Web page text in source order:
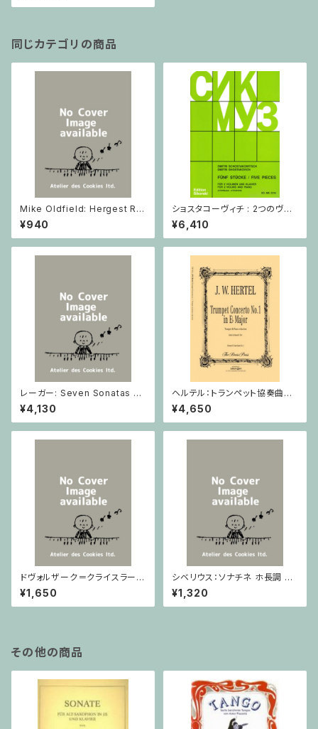
同じカテゴリの商品
Mike Oldfield: Hergest Rid
ge / ピアノ
¥940
ショスタコーヴィチ : 2つのヴァ
イオリンとピアノのための 5つの
小品 / ヴァイオリン2とピアノ
¥6,410
レーガー: Seven Sonatas o
p. 91 Heft 2 / ヴァイオリン
¥4,130
ヘルテル：トランペット協奏曲第1
番 変ホ長調/トランペット・ピア
ノ
¥4,650
ドヴォルザーク＝クライスラー：
スラヴ幻想曲 ロ短調 from Op.
55-4, Op.75 / ヴァイオリンと
ピアノ
¥1,650
シベリウス：ソナチネ ホ長調 O
p.80 / ヴァイオリンとピアノ
¥1,320
その他の商品